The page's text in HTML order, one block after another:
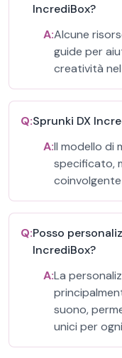
IncrediBox?
A:Alcune
guide per
creatività
Q:Sprunki DX
A:Il modello di
specificato,
Q:Posso
IncrediBox?
A:La
suono,
unici per